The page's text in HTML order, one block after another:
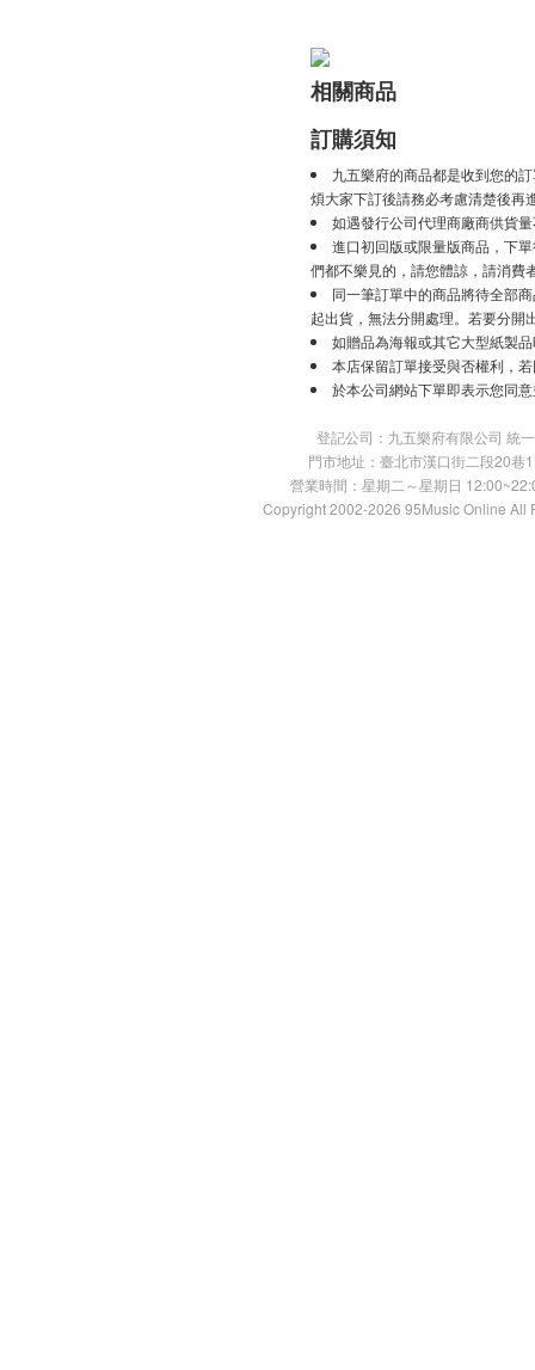
相關商品
訂購須知
九五樂府的商品都是收到您的
煩大家下訂後請務必考慮清楚後再
如遇發行公司代理商廠商供貨
進口初回版或限量版商品，下
們都不樂見的，請您體諒，請消費
同一筆訂單中的商品將待全部
起出貨，無法分開處理。若要分開
如贈品為海報或其它大型紙製
本店保留訂單接受與否權利，
於本公司網站下單即表示您同
登記公司：九五樂府有限公司 統
門市地址：臺北市漢口街二段20
營業時間：星期二～星期日
Copyright 2002-2026 95Music Online All